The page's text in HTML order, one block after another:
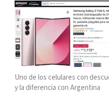
Uno de los celulares con
y la diferencia con Argentina